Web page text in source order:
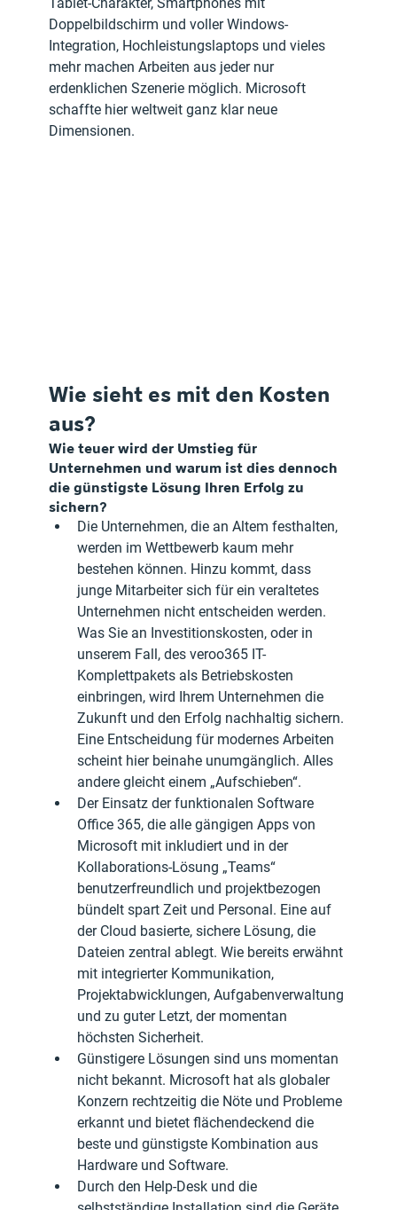
Tablet-Charakter, Smartphones mit
Doppelbildschirm und voller Windows-
Integration, Hochleistungslaptops und vieles
mehr machen Arbeiten aus jeder nur
erdenklichen Szenerie möglich. Microsoft
schaffte hier weltweit ganz klar neue
Dimensionen.
Wie sieht es mit den Kosten
aus?
Wie teuer wird der Umstieg für
Unternehmen und warum ist dies dennoch
die günstigste Lösung Ihren Erfolg zu
sichern?
Die Unternehmen, die an Altem festhalten,
werden im Wettbewerb kaum mehr
bestehen können. Hinzu kommt, dass
junge Mitarbeiter sich für ein veraltetes
Unternehmen nicht entscheiden werden.
Was Sie an Investitionskosten, oder in
unserem Fall, des veroo365 IT-
Komplettpakets als Betriebskosten
einbringen, wird Ihrem Unternehmen die
Zukunft und den Erfolg nachhaltig sichern.
Eine Entscheidung für modernes Arbeiten
scheint hier beinahe unumgänglich. Alles
andere gleicht einem „Aufschieben“.
Der Einsatz der funktionalen Software
Office 365, die alle gängigen Apps von
Microsoft mit inkludiert und in der
Kollaborations-Lösung „Teams“
benutzerfreundlich und projektbezogen
bündelt spart Zeit und Personal. Eine auf
der Cloud basierte, sichere Lösung, die
Dateien zentral ablegt. Wie bereits erwähnt
mit integrierter Kommunikation,
Projektabwicklungen, Aufgabenverwaltung
und zu guter Letzt, der momentan
höchsten Sicherheit.
Günstigere Lösungen sind uns momentan
nicht bekannt. Microsoft hat als globaler
Konzern rechtzeitig die Nöte und Probleme
erkannt und bietet flächendeckend die
beste und günstigste Kombination aus
Hardware und Software.
Durch den Help-Desk und die